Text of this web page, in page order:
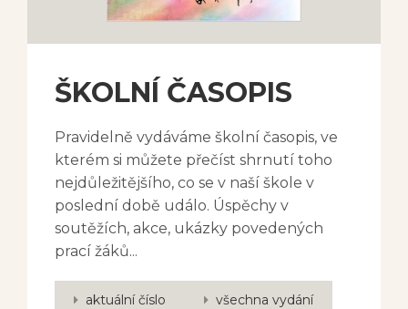
ŠKOLNÍ ČASOPIS
Pravidelně vydáváme školní časopis, ve
kterém si můžete přečíst shrnutí toho
nejdůležitějšího, co se v naší škole v
poslední době událo. Úspěchy v
soutěžích, akce, ukázky povedených
prací žáků...
aktuální číslo všechna vydání